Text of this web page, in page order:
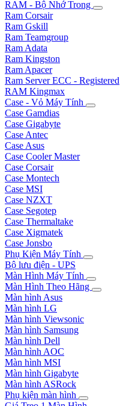
RAM - Bộ Nhớ Trong
Ram Corsair
Ram Gskill
Ram Teamgroup
Ram Adata
Ram Kingston
Ram Apacer
Ram Server ECC - Registered
RAM Kingmax
Case - Vỏ Máy Tính
Case Gamdias
Case Gigabyte
Case Antec
Case Asus
Case Cooler Master
Case Corsair
Case Montech
Case MSI
Case NZXT
Case Segotep
Case Thermaltake
Case Xigmatek
Case Jonsbo
Phụ Kiện Máy Tính
Bộ lưu điện - UPS
Màn Hình Máy Tính
Màn Hình Theo Hãng
Màn hình Asus
Màn hình LG
Màn hình Viewsonic
Màn hình Samsung
Màn hình Dell
Màn hình AOC
Màn hình MSI
Màn hình Gigabyte
Màn hình ASRock
Phụ kiện màn hình